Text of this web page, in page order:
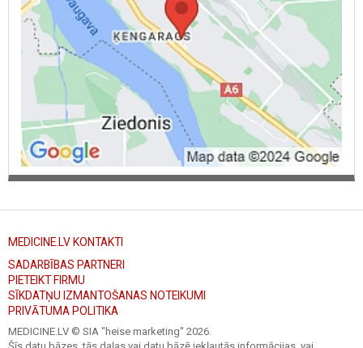
MEDICINE.LV KONTAKTI
SADARBĪBAS PARTNERI
PIETEIKT FIRMU
SĪKDATŅU IZMANTOŠANAS NOTEIKUMI
PRIVĀTUMA POLITIKA
MEDICINE.LV © SIA "heise marketing" 2026.